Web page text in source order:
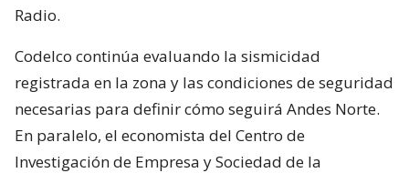
Radio.
Codelco continúa evaluando la sismicidad
registrada en la zona y las condiciones de seguridad
necesarias para definir cómo seguirá Andes Norte.
En paralelo, el economista del Centro de
Investigación de Empresa y Sociedad de la